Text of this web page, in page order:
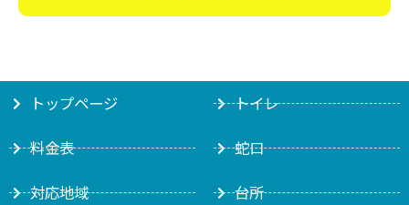
トップページ
料金表
対応地域
トイレ
蛇口
台所